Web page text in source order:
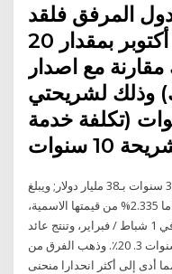
المرفق فلقد
ازداد العائد على صكوك أكتوبر بمقدار 20
مع اصدار
وذلك لشريحتي
(تكلفة خدمة
10 سنوات
الخزانة الأمريكية تبيع سندات خزانة فئة 3 سنوات بـ38 مليار دولار; ويبلغ
سعر العائد على السندات فئة 30 عاما 2.335% من قيمتها الاسمية،
وبمعدل تغطية للطرح بلغ 24.2 مرة. في 1 شباط / فبراير، وتنتج عائد
عامين 2. 2. 10٪ في حين أن العوائد 10 سنوات 3. 20٪. وذهب الفرق من
10 نقطة مئوية، مما أدى إلى أكثر انحدارا منحنى